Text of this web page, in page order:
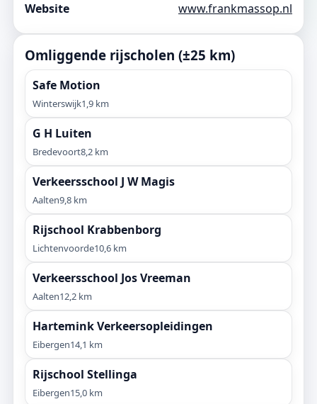
Website
www.frankmassop.nl
Omliggende rijscholen (±25 km)
Safe Motion
Winterswijk1,9 km
G H Luiten
Bredevoort8,2 km
Verkeersschool J W Magis
Aalten9,8 km
Rijschool Krabbenborg
Lichtenvoorde10,6 km
Verkeersschool Jos Vreeman
Aalten12,2 km
Hartemink Verkeersopleidingen
Eibergen14,1 km
Rijschool Stellinga
Eibergen15,0 km